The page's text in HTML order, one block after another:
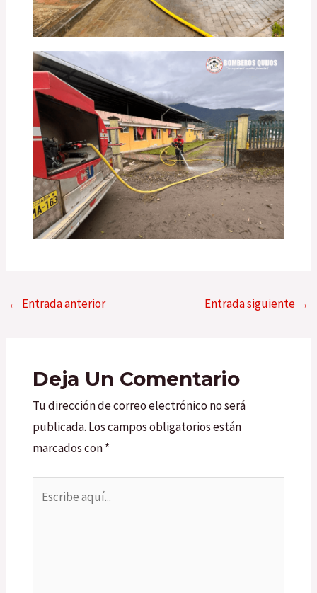
← Entrada anterior Entrada siguiente →
Deja Un Comentario
Tu dirección de correo electrónico no será
publicada. Los campos obligatorios están
marcados con*